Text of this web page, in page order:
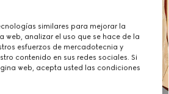
similares para mejorar la
web, analizar el uso que se hace de la
esfuerzos de mercadotecnia y
contenido en sus redes sociales. Si
web, acepta usted las condiciones